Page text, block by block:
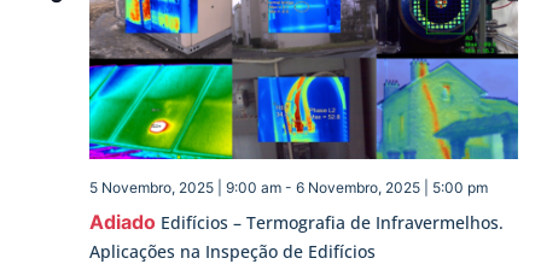
Adiado Edifícios – Termografia de Infravermelhos.
Aplicações na Inspeção de Edifícios
5 Novembro, 2025 | 9:00 am- 6 Novembro, 2025 | 5:00 pm